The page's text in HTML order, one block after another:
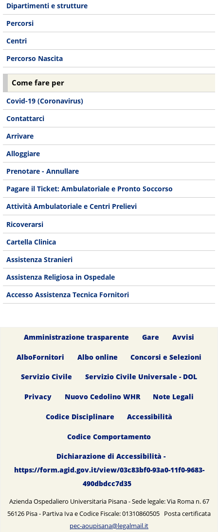
Dipartimenti e strutture
Percorsi
Centri
Percorso Nascita
Come fare per
Covid-19 (Coronavirus)
Contattarci
Arrivare
Alloggiare
Prenotare - Annullare
Pagare il Ticket: Ambulatoriale e Pronto Soccorso
Attività Ambulatoriale e Centri Prelievi
Ricoverarsi
Cartella Clinica
Assistenza Stranieri
Assistenza Religiosa in Ospedale
Accesso Assistenza Tecnica Fornitori
Amministrazione trasparente Gare Avvisi
AlboFornitori Albo online Concorsi e Selezioni
Servizio Civile Servizio Civile Universale - DOL
Privacy Nuovo Cedolino WHR Note Legali
Codice Disciplinare Accessibilità
Codice Comportamento
Dichiarazione di Accessibilità -
https://form.agid.gov.it/view/03c83bf0-93a0-11f0-9683-
490dbdcc7d35
Azienda Ospedaliero Universitaria Pisana - Sede legale: Via Roma n. 67
56126 Pisa - Partiva Iva e Codice Fiscale: 01310860505 Posta certificata
pec-aoupisana@legalmail.it